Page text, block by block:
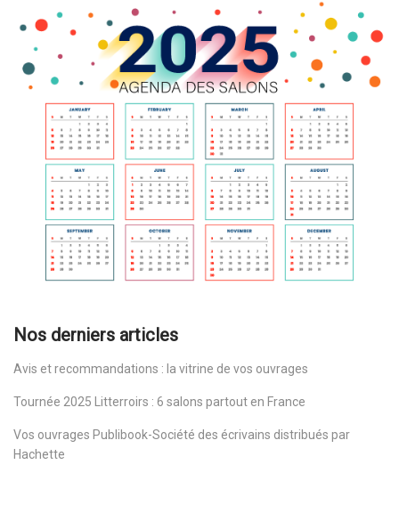
Nos derniers articles
Avis et recommandations : la vitrine de vos ouvrages
Tournée 2025 Litterroirs : 6 salons partout en France
Vos ouvrages Publibook-Société des écrivains distribués par
Hachette